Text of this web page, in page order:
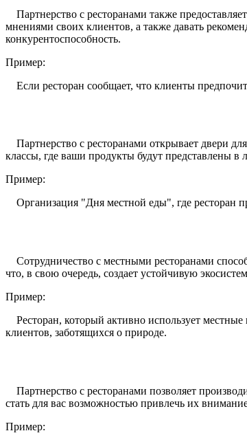
Партнерство с ресторанами также
мнениями своих клиентов, а также давать
конкурентоспособность.
Пример:
Если ресторан сообщает, что клиенты
Партнерство с ресторанами открывает двери
классы, где ваши продукты будут представлены
Пример:
Организация "Дня местной еды", где ресторан
Сотрудничество с местными ресторанами
что, в свою очередь, создает устойчивую
Пример:
Ресторан, который активно использует
клиентов, заботящихся о природе.
Партнерство с ресторанами позволяет
стать для вас возможностью привлечь их
Пример: